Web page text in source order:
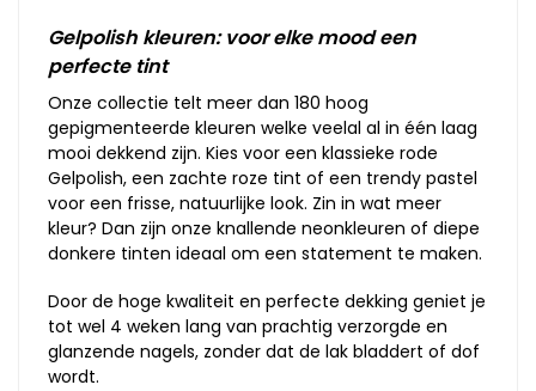
Gelpolish kleuren: voor elke mood een
perfecte tint
Onze collectie telt meer dan 180 hoog
gepigmenteerde kleuren welke veelal al in één laag
mooi dekkend zijn. Kies voor een klassieke rode
Gelpolish, een zachte roze tint of een trendy pastel
voor een frisse, natuurlijke look. Zin in wat meer
kleur? Dan zijn onze knallende neonkleuren of diepe
donkere tinten ideaal om een statement te maken.
Door de hoge kwaliteit en perfecte dekking geniet je
tot wel 4 weken lang van prachtig verzorgde en
glanzende nagels, zonder dat de lak bladdert of dof
wordt.